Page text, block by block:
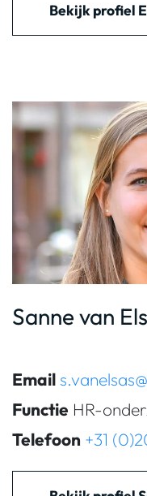
Bekijk profiel
Sanne van
Email
Functie HR-
Telefoon +31